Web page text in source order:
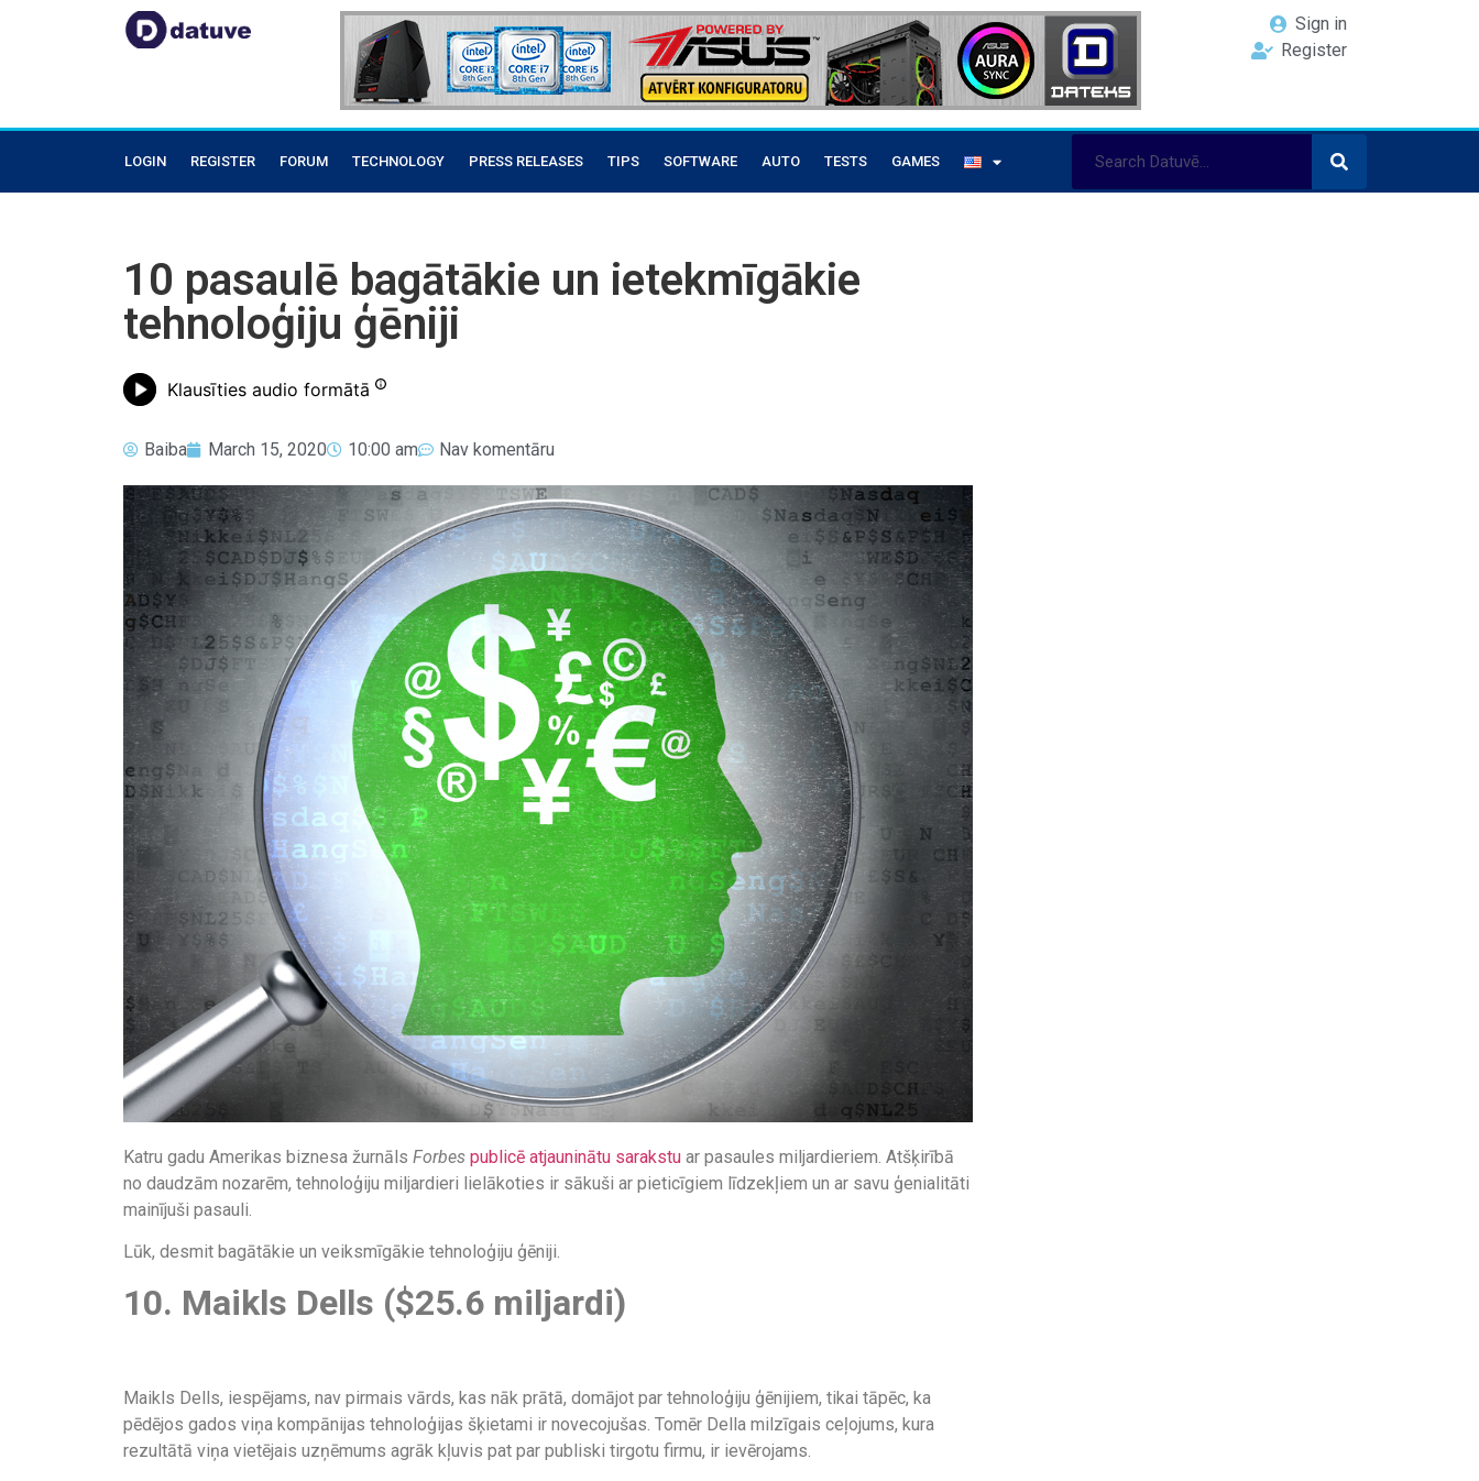
Sign in
Register
LOGIN REGISTER FORUM TECHNOLOGY PRESS RELEASES TIPS SOFTWARE AUTO TESTS GAMES
10 pasaulē bagātākie un ietekmīgākie
tehnoloģiju ģēniji
Klausīties audio formātā
Baiba March 15, 2020 10:00 am Nav komentāru
Katru gadu Amerikas biznesa žurnāls Forbes publicē atjauninātu sarakstu ar pasaules miljardieriem. Atšķirībā
no daudzām nozarēm, tehnoloģiju miljardieri lielākoties ir sākuši ar pieticīgiem līdzekļiem un ar savu ģenialitāti
mainījuši pasauli.
Lūk, desmit bagātākie un veiksmīgākie tehnoloģiju ģēniji.
10. Maikls Dells ($25.6 miljardi)
Maikls Dells, iespējams, nav pirmais vārds, kas nāk prātā, domājot par tehnoloģiju ģēnijiem, tikai tāpēc, ka
pēdējos gados viņa kompānijas tehnoloģijas šķietami ir novecojušas. Tomēr Della milzīgais ceļojums, kura
rezultātā viņa vietējais uzņēmums agrāk kļuvis pat par publiski tirgotu firmu, ir ievērojams.